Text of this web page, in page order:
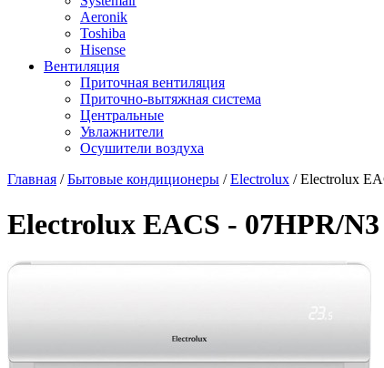
Aeronik
Toshiba
Hisense
Вентиляция
Приточная вентиляция
Приточно-вытяжная система
Центральные
Увлажнители
Осушители воздуха
Главная /Бытовые кондиционеры /Electrolux / Electrolux
Electrolux EACS - 07HPR/N3